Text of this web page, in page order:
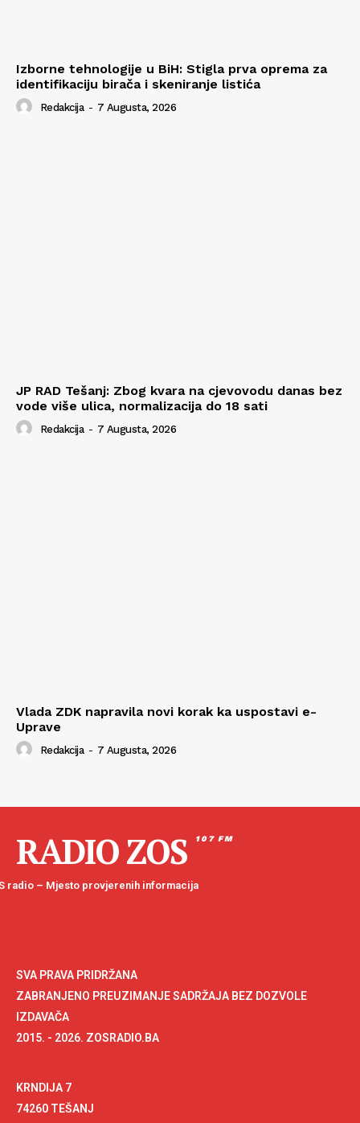
Izborne tehnologije u BiH: Stigla prva oprema za
identifikaciju birača i skeniranje listića
Redakcija - 7 Augusta, 2026
JP RAD Tešanj: Zbog kvara na cjevovodu danas bez
vode više ulica, normalizacija do 18 sati
Redakcija - 7 Augusta, 2026
Vlada ZDK napravila novi korak ka uspostavi e-
Uprave
Redakcija - 7 Augusta, 2026
RADIO ZOS 107 FM
radio – Mjesto provjerenih informacija
SVA PRAVA PRIDRŽANA
ZABRANJENO PREUZIMANJE SADRŽAJA BEZ DOZVOLE
IZDAVAČA
2015. - 2026. ZOSRADIO.BA
KRNDIJA 7
74260 TEŠANJ